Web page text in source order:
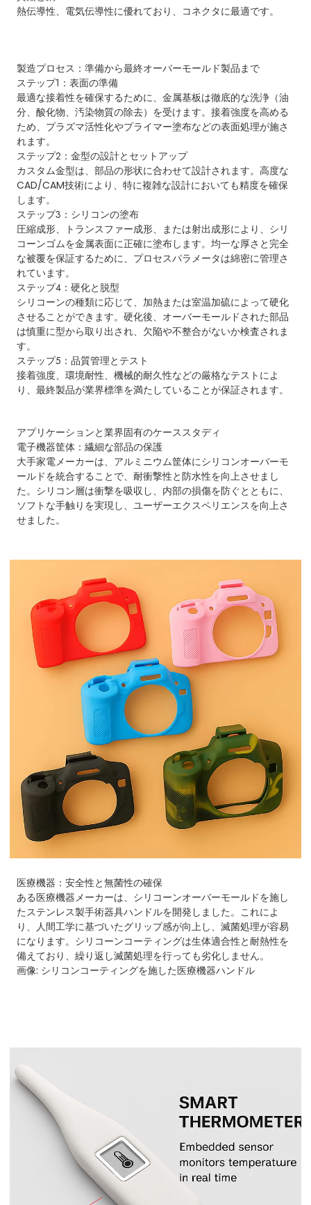
熱伝導性、電気伝導性に優れており、コネクタに最適です。
製造プロセス：準備から最終オーバーモールド製品まで
ステップ1：表面の準備
最適な接着性を確保するために、金属基板は徹底的な洗浄（油
分、酸化物、汚染物質の除去）を受けます。接着強度を高める
ため、プラズマ活性化やプライマー塗布などの表面処理が施さ
れます。
ステップ2：金型の設計とセットアップ
カスタム金型は、部品の形状に合わせて設計されます。高度な
CAD/CAM技術により、特に複雑な設計においても精度を確保
します。
ステップ3：シリコンの塗布
圧縮成形、トランスファー成形、または射出成形により、シリ
コーンゴムを金属表面に正確に塗布します。均一な厚さと完全
な被覆を保証するために、プロセスパラメータは綿密に管理さ
れています。
ステップ4：硬化と脱型
シリコーンの種類に応じて、加熱または室温加硫によって硬化
させることができます。硬化後、オーバーモールドされた部品
は慎重に型から取り出され、欠陥や不整合がないか検査されま
す。
ステップ5：品質管理とテスト
接着強度、環境耐性、機械的耐久性などの厳格なテストによ
り、最終製品が業界標準を満たしていることが保証されます。
アプリケーションと業界固有のケーススタディ
電子機器筐体 ：繊細な部品の保護
大手家電メーカーは、アルミニウム筐体にシリコンオーバーモ
ールドを統合することで、耐衝撃性と防水性を向上させまし
た。シリコン層は衝撃を吸収し、内部の損傷を防ぐとともに、
ソフトな手触りを実現し、ユーザーエクスペリエンスを向上さ
せました。
医療機器 ：安全性と無菌性の確保
ある医療機器メーカーは、シリコーンオーバーモールドを施し
たステンレス製手術器具ハンドルを開発しました。これによ
り、人間工学に基づいたグリップ感が向上し、滅菌処理が容易
になります。シリコーンコーティングは生体適合性と耐熱性を
備えており、繰り返し滅菌処理を行っても劣化しません。
画像: シリコンコーティングを施した医療機器ハンドル